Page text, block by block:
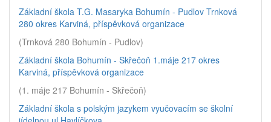
Základní škola T.G. Masaryka Bohumín - Pudlov Trnková
280 okres Karviná, příspěvková organizace
(Trnková 280 Bohumín - Pudlov)
Základní škola Bohumín - Skřečoň 1.máje 217 okres
Karviná, příspěvková organizace
(1. máje 217 Bohumín - Skřečoň)
Základní škola s polským jazykem vyučovacím se školní